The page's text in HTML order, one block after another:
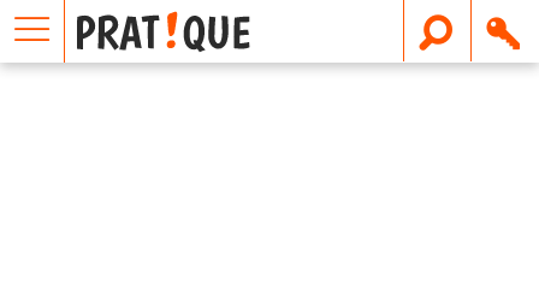
E
m
a